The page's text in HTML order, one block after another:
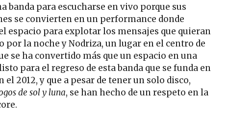
banda para escucharse en vivo porque sus
se convierten en un performance donde
espacio para explotar los mensajes que quieran
por la noche y Nodriza, un lugar en el centro de
se ha convertido más que un espacio en una
para el regreso de esta banda que se funda en
el 2012, y que a pesar de tener un solo disco,
de sol y luna, se han hecho de un respeto en la